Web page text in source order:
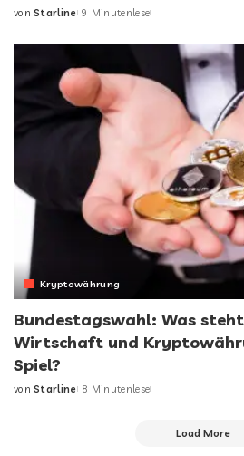
Posted
von Starline 9 Minutenlese
Kryptowährung
Bundestagswahl: Was
Wirtschaft und
Spiel?
Posted
von Starline 8 Minutenlese
Load More